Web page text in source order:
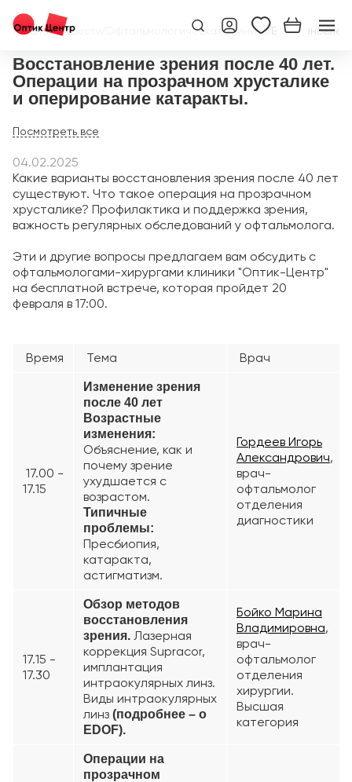
Главная/Новости Офтальмологическая клиника/
Восстановление зрения после 40 лет.
Операции на прозрачном хрусталике
и оперирование катаракты.
04.02.2025
Какие варианты восстановления зрения после 40 лет
существуют. Что такое операция на прозрачном
хрусталике? Профилактика и поддержка зрения,
важность регулярных обследований у офтальмолога.
Эти и другие вопросы предлагаем вам обсудить с
офтальмологами-хирургами клиники "Оптик-Центр"
на бесплатной встрече, которая пройдет 20
февраля в 17:00.
Время Тема Врач
17.00 -
17.15
Изменение зрения
после 40 лет
Возрастные
изменения:
Объяснение, как и
почему зрение
ухудшается с
возрастом.
Типичные
проблемы:
Пресбиопия,
катаракта,
астигматизм.
Гордеев Игорь
Александрович,
врач-
офтальмолог
отделения
диагностики
17.15 -
17.30
Обзор методов
восстановления
зрения. Лазерная
коррекция Supracor,
имплантация
интраокулярных линз.
Виды интраокулярных
линз (подробнее – о
EDOF).
Бойко Марина
Владимировна,
врач-
офтальмолог
отделения
хирургии.
Высшая
категория
Операции на
прозрачном